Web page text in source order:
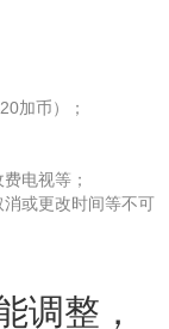
加币）；
电视等；
或更改时间等不可
调整，